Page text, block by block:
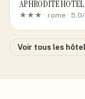
APHRODITE
★★★ · rome ·
Voir tous les